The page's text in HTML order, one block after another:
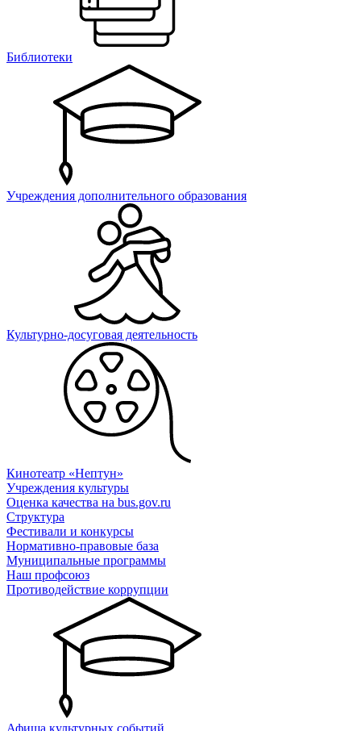
Библиотеки
Учреждения дополнительного образования
Культурно-досуговая деятельность
Кинотеатр «Нептун»
Учреждения культуры
Оценка качества на bus.gov.ru
Структура
Фестивали и конкурсы
Нормативно-правовые база
Муниципальные программы
Наш профсоюз
Противодействие коррупции
Афиша культурных событий